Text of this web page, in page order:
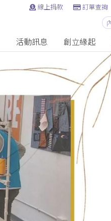
線上捐款 訂單查詢
活動訊息 創立緣起